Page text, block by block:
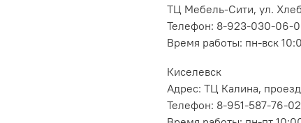
ТЦ Мебель-Сити, ул.
Телефон: 8-923-030-06-
Время работы: пн-вск
Киселевск
Адрес: ТЦ Калина,
Телефон: 8-951-587-76-02